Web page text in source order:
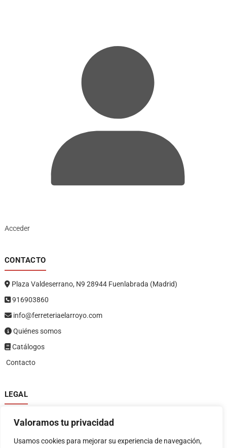
Valoramos tu privacidad
Usamos cookies para mejorar su experiencia de navegación,
Acceder
CONTACTO
Plaza Valdeserrano, N9 28944 Fuenlabrada (Madrid)
916903860
info@ferreteriaelarroyo.com
Quiénes somos
Catálogos
Contacto
LEGAL
Política de privacidad
Política de devoluciones y reembolsos
Términos y condiciones